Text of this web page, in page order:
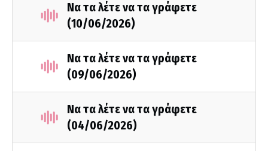
Να τα λέτε να τα γράφετε
(10/06/2026)
Να τα λέτε να τα γράφετε
(09/06/2026)
Να τα λέτε να τα γράφετε
(04/06/2026)